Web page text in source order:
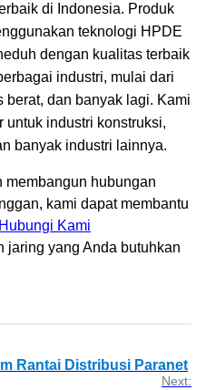
di Indonesia. Produk
teknologi HPDE
dengan kualitas terbaik
industri, mulai dari
berat, dan banyak lagi. Kami
untuk industri konstruksi,
banyak industri lainnya.
membangun hubungan
kami dapat membantu
Hubungi Kami
jaring yang Anda butuhkan
Rantai Distribusi Paranet
Next: